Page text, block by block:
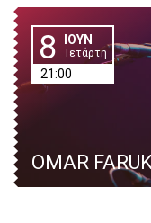
OMAR
8 ΙΟΥΝ
Τετάρτη
21:00